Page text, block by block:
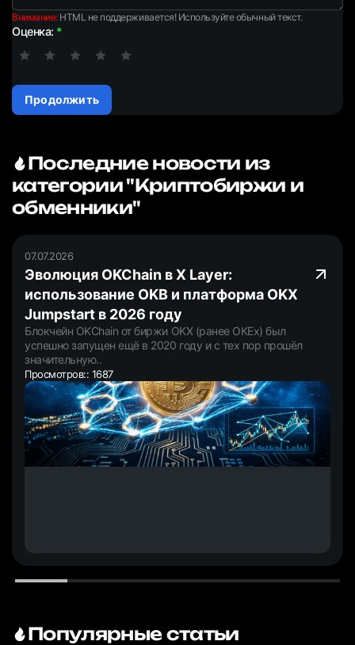
Внимание:HTML не поддерживается! Используйте обычный текст.
Оценка:
Продолжить
Последние новости из
категории "Криптобиржи и
обменники"
07.07.2026
Эволюция OKChain в X Layer:
использование OKB и платформа OKX
Jumpstart в 2026 году
Блокчейн OKChain от биржи OKX (ранее OKEx) был
успешно запущен ещё в 2020 году и с тех пор прошёл
значительную..
Просмотров:: 1687
Популярные статьи